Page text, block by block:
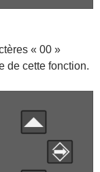
« 00 »
de cette fonction.